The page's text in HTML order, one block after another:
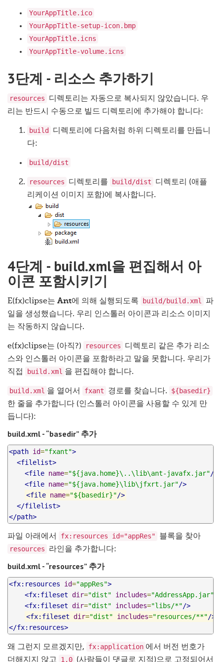
YourAppTitle.ico
YourAppTitle-setup-icon.bmp
YourAppTitle.icns
YourAppTitle-volume.icns
3단계 - 리소스 추가하기
resources
디렉토리는 자동으로 복사되지 않았습니다. 우
리는 반드시 수동으로 빌드 디렉토리에 추가해야 합니다:
build
디렉토리에 다음처럼 하위 디렉토리를 만듭니
다:
build/dist
resources 디렉토리를 build/dist
디렉토리 (애플
리케이션 이미지 포함)에 복사합니다.
4단계 - build.xml을 편집해서 아
이콘 포함시키기
E(fx)clipse는 Ant에 의해 실행되도록 build/build.xml
파
일을 생성했습니다. 우리 인스톨러 아이콘과 리소스 이미지
는 작동하지 않습니다.
e(fx)clipse는 (아직?) resources
디렉토리 같은 추가 리소
스와 인스톨러 아이콘을 포함하라고 말을 못합니다. 우리가
직접
build.xml 을 편집해야 합니다.
build.xml 을 열어서 fxant 경로를 찾습니다.
${basedir}
한 줄을 추가합니다 (인스톨러 아이콘을 사용할 수 있게 만
듭니다):
build.xml - “basedir” 추가
<path id="fxant">
<filelist>
<file name="${java.home}\..\lib\ant-javafx.jar"/>
<file name="${java.home}\lib\jfxrt.jar"/>
<file name="${basedir}"/>
</filelist>
</path>
파일 아래에서 fx:resources id="appRes"
블록을 찾아
resources
라인을 추가합니다:
build.xml - “resources” 추가
<fx:resources id="appRes">
<fx:fileset dir="dist" includes="AddressApp.jar"
<fx:fileset dir="dist" includes="libs/*"/>
<fx:fileset dir="dist" includes="resources/**"/>
</fx:resources>
왜 그런지 모르겠지만, fx:application 에서 버전 번호가
더해지지 않고
1.0 (사람들이 댓글로 지적)으로 고정되어서